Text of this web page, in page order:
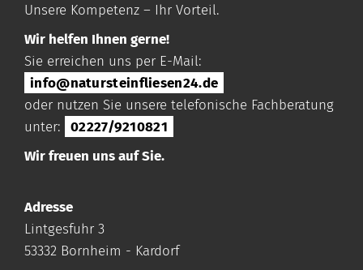
Unsere Kompetenz – Ihr Vorteil.
Wir helfen Ihnen gerne!
Sie erreichen uns per E-Mail:
info@natursteinfliesen24.de
oder nutzen Sie unsere telefonische Fachberatung
unter:
02227/9210821
Wir freuen uns auf Sie.
Adresse
Lintgesfuhr 3
53332 Bornheim - Kardorf